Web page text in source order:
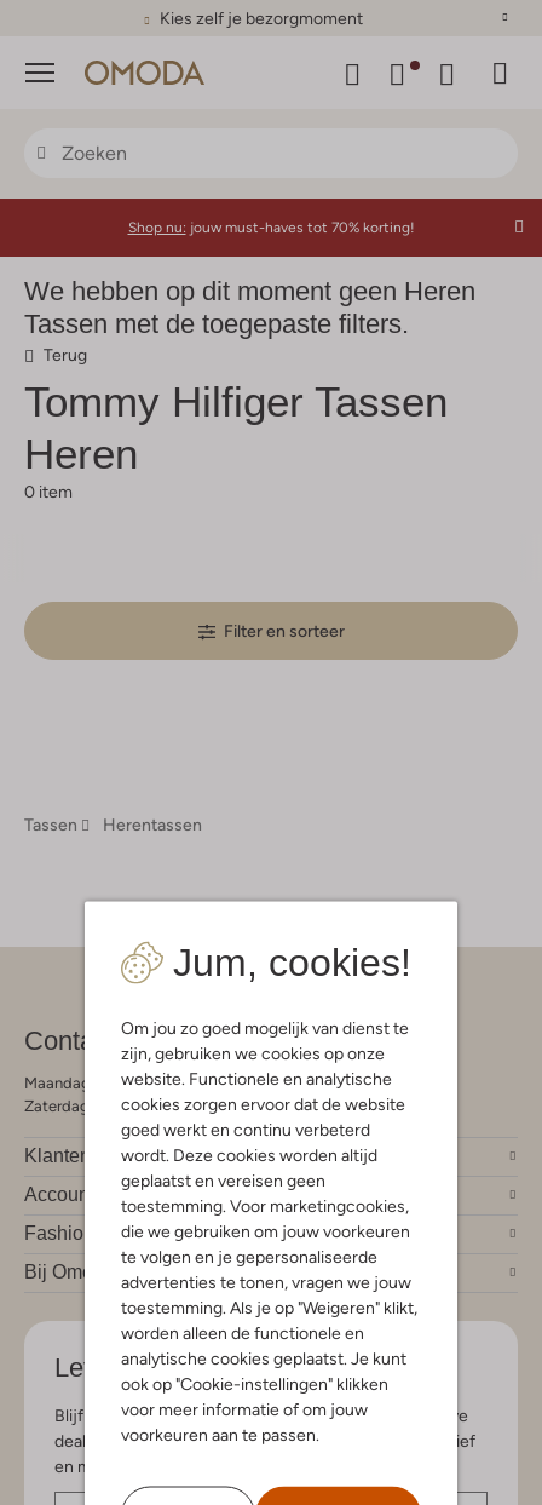
Kies zelf je bezorgmoment
Menu
Jum, cookies!
Om jou zo goed mogelijk van dienst te
zijn, gebruiken we cookies op onze
website. Functionele en analytische
cookies zorgen ervoor dat de website
goed werkt en continu verbeterd
wordt. Deze cookies worden altijd
geplaatst en vereisen geen
toestemming. Voor marketingcookies,
die we gebruiken om jouw voorkeuren
te volgen en je gepersonaliseerde
advertenties te tonen, vragen we jouw
toestemming. Als je op "Weigeren" klikt,
worden alleen de functionele en
analytische cookies geplaatst. Je kunt
ook op "Cookie-instellingen" klikken
voor meer informatie of om jouw
voorkeuren aan te passen.
Shop nu: jouw must-haves tot 70% korting!
We hebben op dit moment geen Heren
Tassen met de toegepaste filters.
Terug
Tommy Hilfiger Tassen
Heren
0 item
Filter en sorteer
Tassen Herentassen
Contact
Maandag - Vrijdag 09:00 - 19:00 uur
Zaterdag 09:00 - 17:00 uur
Klantendienst
Account
Fashion trends
Bij Omoda
Let's stay in touch
Blijf op de hoogte van de nieuwste items en exclusieve
deals, speciaal voor jou. Schrijf je in voor de nieuwsbrief
en maak kans op € 150,- shoptegoed.